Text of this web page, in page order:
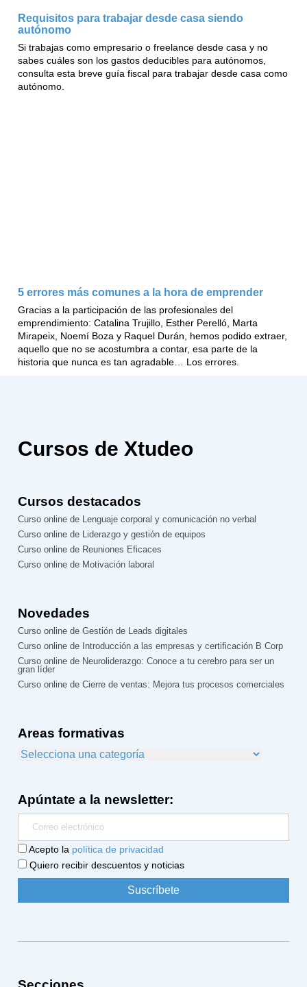
Requisitos para trabajar desde casa siendo
autónomo
Si trabajas como empresario o freelance desde casa y no
sabes cuáles son los gastos deducibles para autónomos,
consulta esta breve guía fiscal para trabajar desde casa como
autónomo.
5 errores más comunes a la hora de emprender
Gracias a la participación de las profesionales del
emprendimiento: Catalina Trujillo, Esther Perelló, Marta
Mirapeix, Noemí Boza y Raquel Durán, hemos podido extraer,
aquello que no se acostumbra a contar, esa parte de la
historia que nunca es tan agradable… Los errores.
Cursos de Xtudeo
Cursos destacados
Curso online de Lenguaje corporal y comunicación no verbal
Curso online de Liderazgo y gestión de equipos
Curso online de Reuniones Eficaces
Curso online de Motivación laboral
Novedades
Curso online de Gestión de Leads digitales
Curso online de Introducción a las empresas y certificación B Corp
Curso online de Neuroliderazgo: Conoce a tu cerebro para ser un
gran líder
Curso online de Cierre de ventas: Mejora tus procesos comerciales
Areas formativas
Apúntate a la newsletter:
Acepto la política de privacidad
Quiero recibir descuentos y noticias